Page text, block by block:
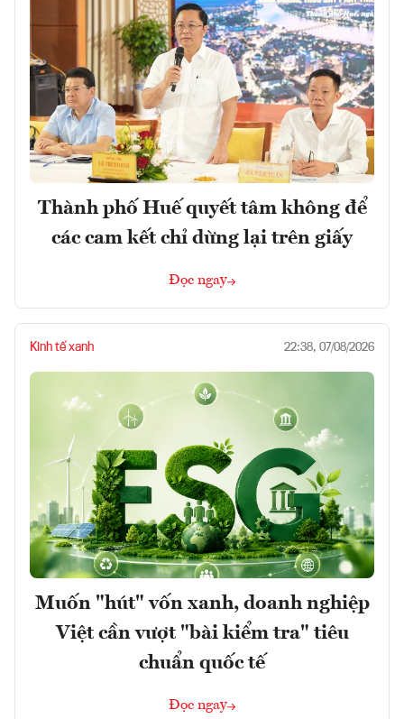
Thành phố Huế quyết tâm không để
các cam kết chỉ dừng lại trên giấy
Đọc ngay
Kinh tế xanh 22:38, 07/08/2026
Muốn "hút" vốn xanh, doanh nghiệp
Việt cần vượt "bài kiểm tra" tiêu
chuẩn quốc tế
Đọc ngay